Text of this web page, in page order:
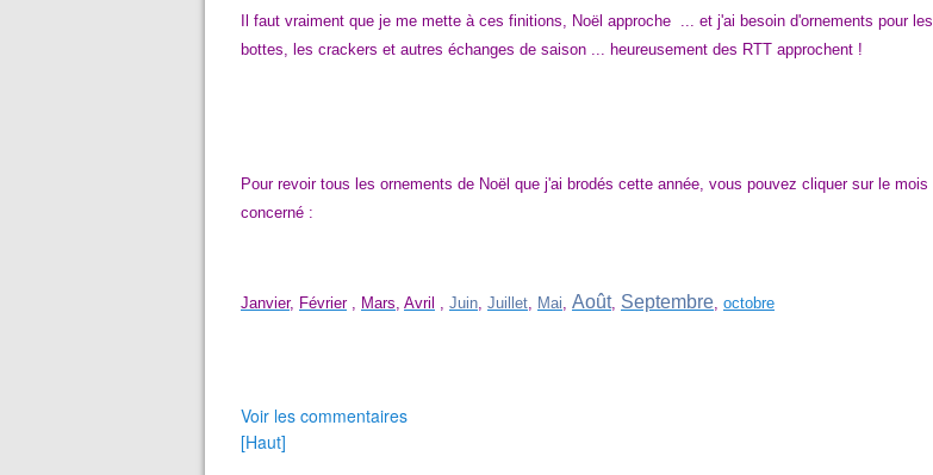
Il faut vraiment que je me mette à ces finitions, Noël approche ... et j'ai besoin d'ornements pour les
bottes, les crackers et autres échanges de saison ... heureusement des RTT approchent !
Pour revoir tous les ornements de Noël que j'ai brodés cette année, vous pouvez cliquer sur le mois
concerné :
Janvier, Février , Mars, Avril , Juin, Juillet, Mai, Août, Septembre, octobre
Voir les commentaires
[Haut]